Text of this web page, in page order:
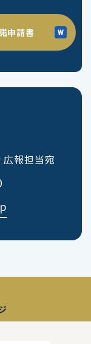
申請書
報担当宛